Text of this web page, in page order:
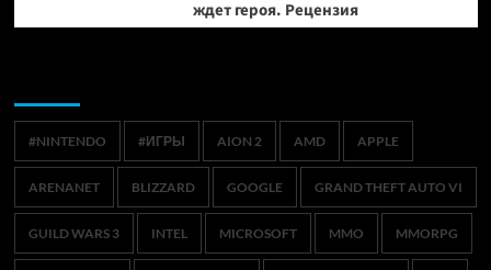
ждет героя. Рецензия
#NINTENDO #ИГРЫ AION 2 AMD APPLE
ARENANET BLIZZARD GOOGLE GRAND THEFT AUTO VI
GUILD WARS 3 INTEL MICROSOFT MMO MMORPG